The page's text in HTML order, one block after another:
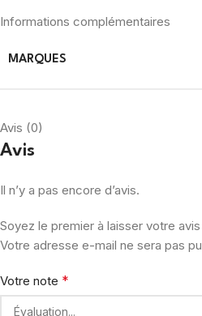
l'oxygène
Informations complémentaires
MARQUES
Avis (0)
Avis
Il n’y a pas encore d’avis.
Soyez le premier à laisser votre
Votre adresse e-mail ne sera pas
Votre note *